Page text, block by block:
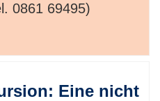
0861 69495)
Eine nicht